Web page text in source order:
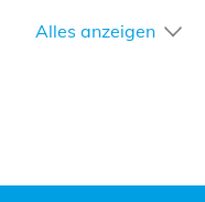
Alles anzeigen